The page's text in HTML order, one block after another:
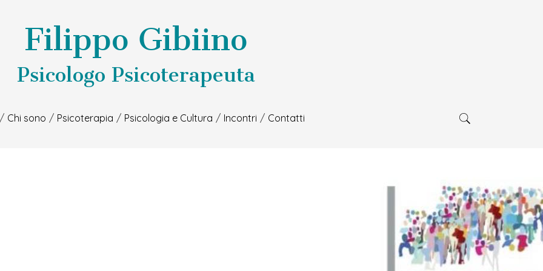
Filippo Gibiino
Psicologo Psicoterapeuta
Chi sono Psicoterapia Psicologia e Cultura Incontri Contatti